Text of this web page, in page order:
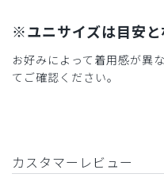
※ユニサイズは目安と
お好みによって着用感が異な
てご確認ください。
カスタマーレビュー